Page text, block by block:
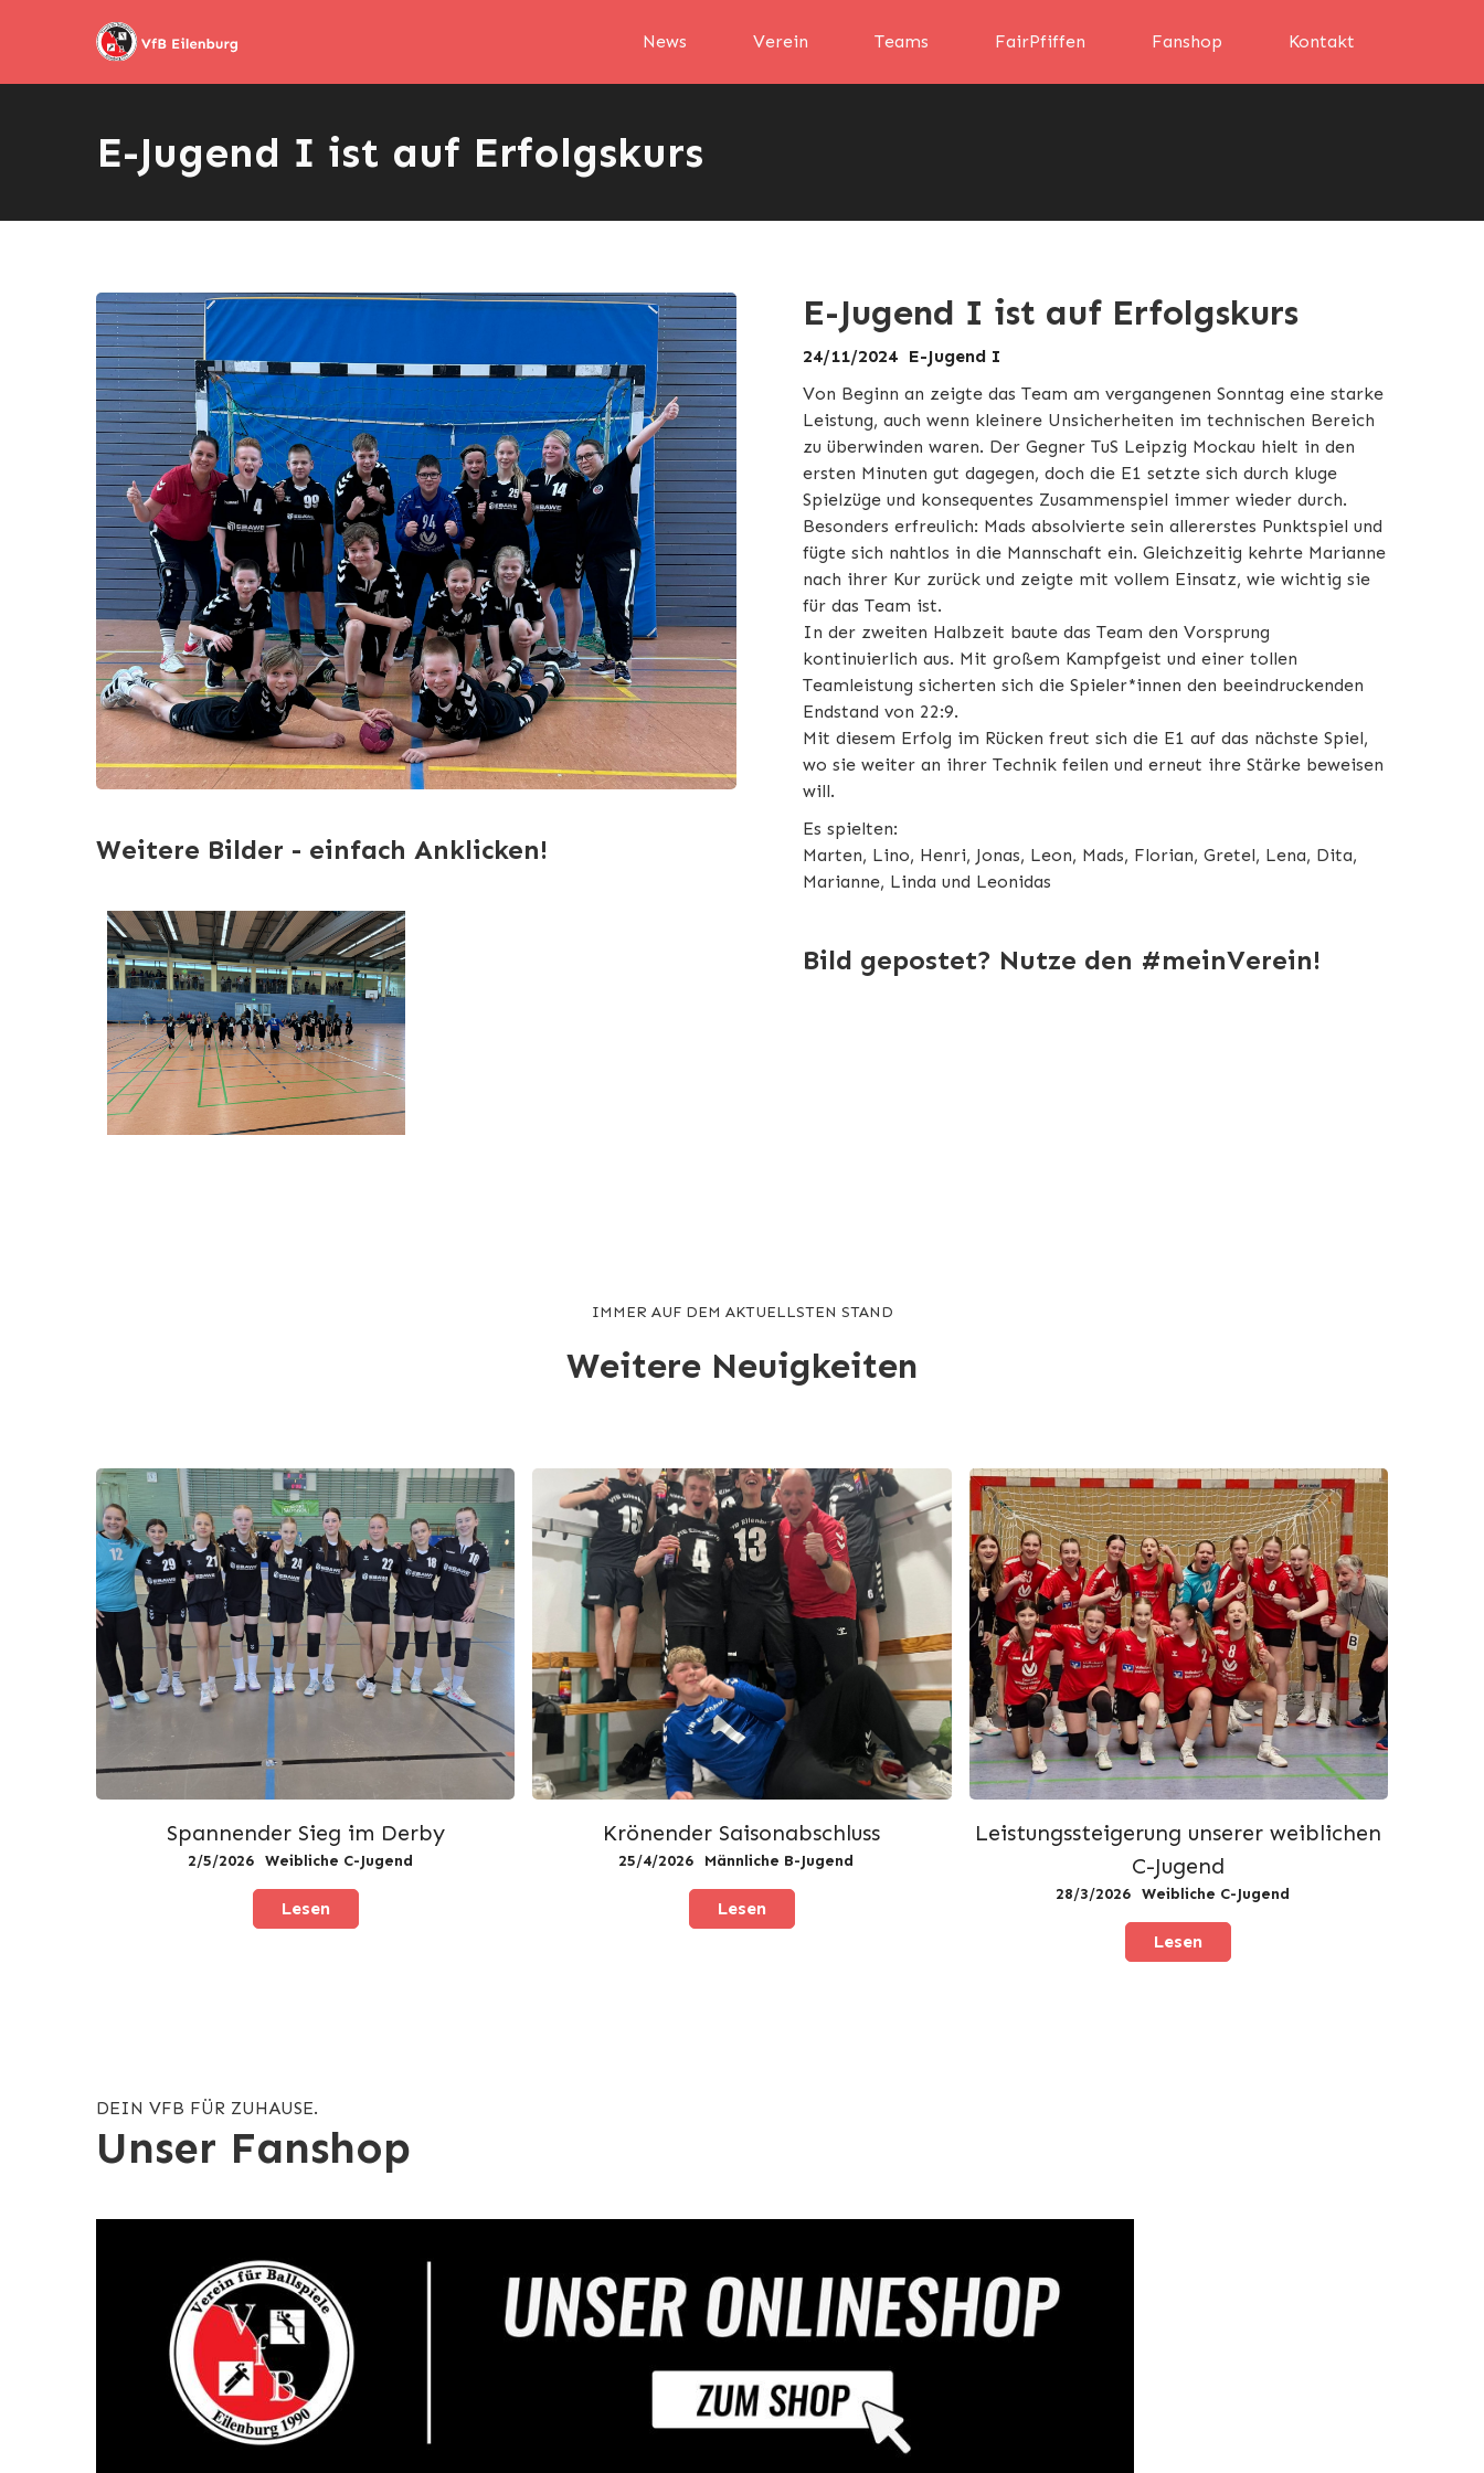
News Verein Teams FairPfiffen Fanshop Kontakt
E-Jugend I ist auf Erfolgskurs
Weitere Bilder - einfach Anklicken!
E-Jugend I ist auf Erfolgskurs
24/11/2024 E-Jugend I
Von Beginn an zeigte das Team am vergangenen Sonntag eine starke
Leistung, auch wenn kleinere Unsicherheiten im technischen Bereich
zu überwinden waren. Der Gegner TuS Leipzig Mockau hielt in den
ersten Minuten gut dagegen, doch die E1 setzte sich durch kluge
Spielzüge und konsequentes Zusammenspiel immer wieder durch.
Besonders erfreulich: Mads absolvierte sein allererstes Punktspiel und
fügte sich nahtlos in die Mannschaft ein. Gleichzeitig kehrte Marianne
nach ihrer Kur zurück und zeigte mit vollem Einsatz, wie wichtig sie
für das Team ist.
In der zweiten Halbzeit baute das Team den Vorsprung
kontinuierlich aus. Mit großem Kampfgeist und einer tollen
Teamleistung sicherten sich die Spieler*innen den beeindruckenden
Endstand von 22:9.
Mit diesem Erfolg im Rücken freut sich die E1 auf das nächste Spiel,
wo sie weiter an ihrer Technik feilen und erneut ihre Stärke beweisen
will.
Es spielten:
Marten, Lino, Henri, Jonas, Leon, Mads, Florian, Gretel, Lena, Dita,
Marianne, Linda und Leonidas
Bild gepostet? Nutze den #meinVerein!
IMMER AUF DEM AKTUELLSTEN STAND
Weitere Neuigkeiten
Spannender Sieg im Derby
2/5/2026 Weibliche C-Jugend
Lesen
Krönender Saisonabschluss
25/4/2026 Männliche B-Jugend
Lesen
Leistungssteigerung unserer weiblichen
C-Jugend
28/3/2026 Weibliche C-Jugend
Lesen
DEIN VFB FÜR ZUHAUSE.
Unser Fanshop